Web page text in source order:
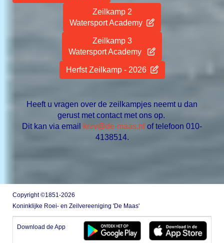
Zeilkamp 2
Watersport Academy
Zeilkamp 3
Watersport Academy
Herfst Zeilkamp - 2026
Heeft u vragen over de zeilkampjes neemt u dan
gerust met contact met ons op.
Dit kan via email
vzrk@de-maas.nl of telefoon 010-
4138514.
Copyright ©1851-2026
Koninklijke Roei- en Zeilvereeniging 'De Maas'
Download de App